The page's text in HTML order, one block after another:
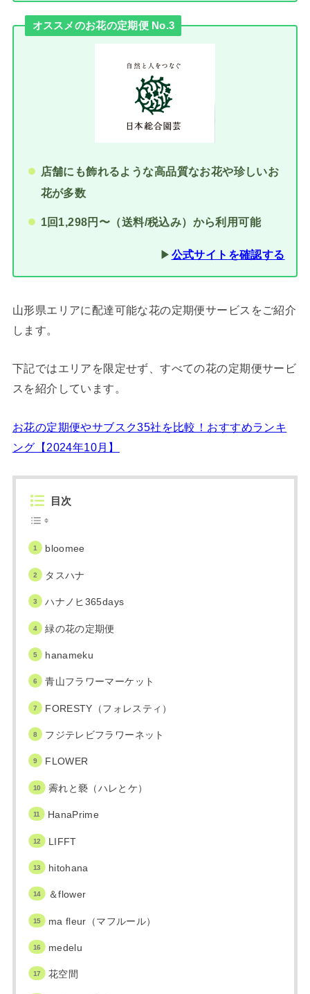
オススメのお花の定期便 No.3
店舗にも飾れるような高品質なお花や珍しいお
花が多数
1回1,298円〜（送料/税込み）から利用可能
▶︎ 公式サイト を確認する
山形県エリアに配達可能な花の定期便サービスをご紹介
します。
下記ではエリアを限定せず、すべての花の定期便サービ
スを紹介しています。
お花の定期便やサブスク35社を比較！おすすめランキ
ング【2024年10月】
目次
bloomee
タスハナ
ハナノヒ365days
緑の花の定期便
hanameku
青山フラワーマーケット
FORESTY（フォレスティ）
フジテレビフラワーネット
FLOWER
霽れと褻（ハレとケ）
HanaPrime
LIFFT
hitohana
＆flower
ma fleur（マフルール）
medelu
花空間